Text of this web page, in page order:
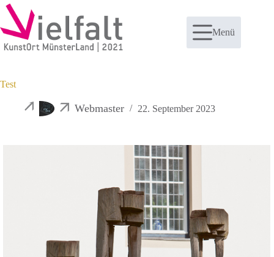
Zum
Inhalt
springen
Menü
Test
Webmaster 22. September 2023